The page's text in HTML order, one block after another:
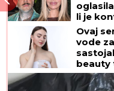
li je
Ovaj
vode
beauty